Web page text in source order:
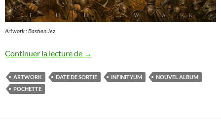
Artwork : Bastien Jez
Continuer la lecture de Infinityum : artwork du troisième album
→
ARTWORK DATE DE SORTIE INFINITYUM
NOUVEL ALBUM
POCHETTE